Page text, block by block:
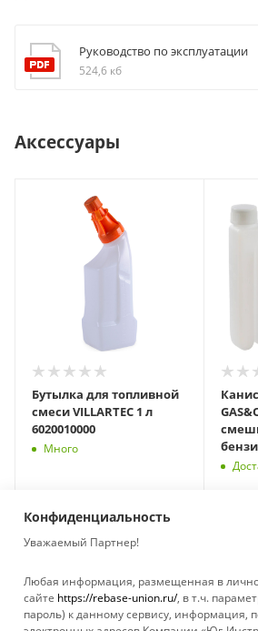
Руководство по эксплуатации
524,6 кб
Аксессуары
Бутылка для топливной
смеси VILLARTEC 1 л
6020010000
Много
Конфиденциальность
Уважаемый Партнер!
Любая информация, размещенная в
сайте https://rebase-union.ru/, в т.ч.
пароль) к данному сервису, информация,